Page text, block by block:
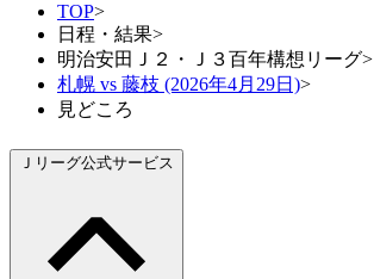
TOP>
日程・結果>
明治安田Ｊ２・Ｊ３百年構想リーグ>
札幌 vs 藤枝 (2026年4月29日)>
見どころ
Ｊリーグ公式サービス